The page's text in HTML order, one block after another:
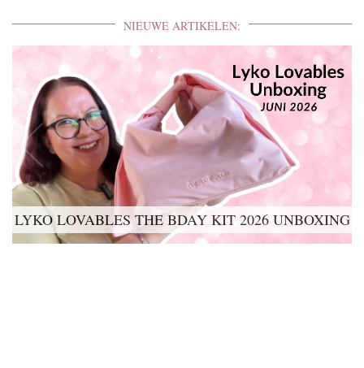
NIEUWE ARTIKELEN:
LYKO LOVABLES THE BDAY KIT 2026 UNBOXING